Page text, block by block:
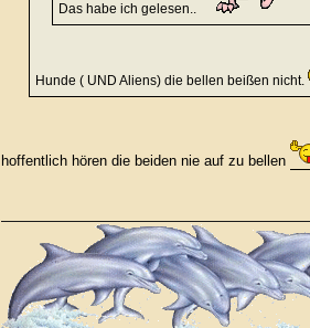
Das habe ich gelesen..
Hunde ( UND Aliens) die bellen beißen nicht.
hoffentlich hören die beiden nie auf zu bellen